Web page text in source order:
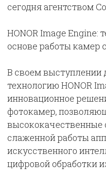
сегодня агентством
HONOR Image Engine:
основе работы камер
В своем выступлении
технологию HONOR
инновационное
фотокамер,
высококачественные
слаженной работы
искусственного
цифровой обработки